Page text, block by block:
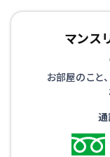
マンス
お部屋のこと